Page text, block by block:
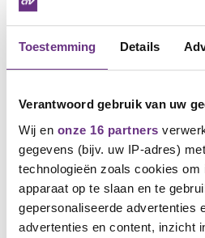
Toestemming Details
Verantwoord gebruik van uw
Wij en onze 16 partners
gegevens (bijv. uw IP-adres)
technologieën zoals cookies om
apparaat op te slaan en te
gepersonaliseerde advertenties
advertenties en content, inzicht
cao traject
| CNV Vakmensen -
Andre Mulder
bestuurder CNV
a.mulder@cnv.nl